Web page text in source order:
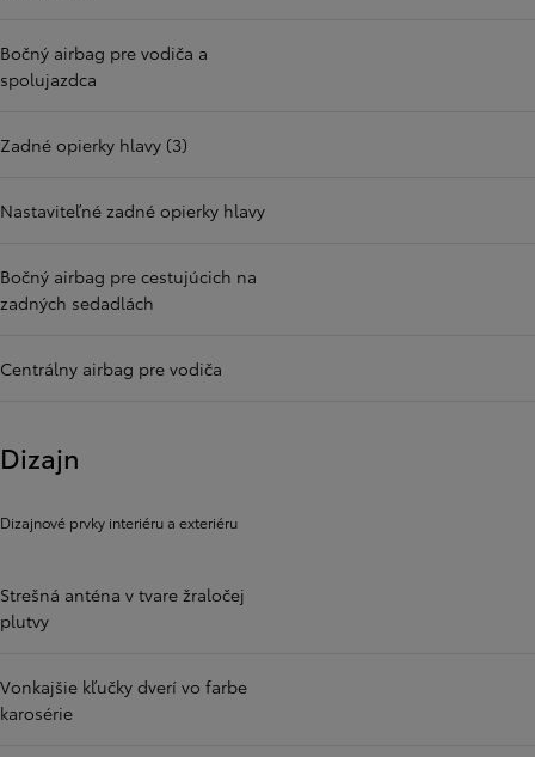
Bočný airbag pre vodiča a
spolujazdca
Zadné opierky hlavy (3)
Nastaviteľné zadné opierky hlavy
Bočný airbag pre cestujúcich na
zadných sedadlách
Centrálny airbag pre vodiča
Dizajn
Dizajnové prvky interiéru a exteriéru
Strešná anténa v tvare žraločej
plutvy
Vonkajšie kľučky dverí vo farbe
karosérie